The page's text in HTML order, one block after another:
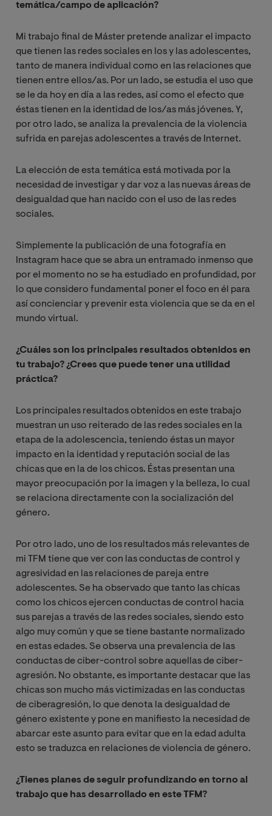
temática/campo de aplicación?
Mi trabajo final de Máster pretende analizar el impacto
que tienen las redes sociales en los y las adolescentes,
tanto de manera individual como en las relaciones que
tienen entre ellos/as. Por un lado, se estudia el uso que
se le da hoy en día a las redes, así como el efecto que
éstas tienen en la identidad de los/as más jóvenes. Y,
por otro lado, se analiza la prevalencia de la violencia
sufrida en parejas adolescentes a través de Internet.
La elección de esta temática está motivada por la
necesidad de investigar y dar voz a las nuevas áreas de
desigualdad que han nacido con el uso de las redes
sociales.
Simplemente la publicación de una fotografía en
Instagram hace que se abra un entramado inmenso que
por el momento no se ha estudiado en profundidad, por
lo que considero fundamental poner el foco en él para
así concienciar y prevenir esta violencia que se da en el
mundo virtual.
¿Cuáles son los principales resultados obtenidos en
tu trabajo? ¿Crees que puedetener una utilidad
práctica?
Los principales resultados obtenidos en este trabajo
muestran un uso reiterado de las redes sociales en la
etapa de la adolescencia, teniendo éstas un mayor
impacto en la identidad y reputación social de las
chicas que en la de los chicos. Éstas presentan una
mayor preocupación por la imagen y la belleza, lo cual
se relaciona directamente con la socialización del
género.
Por otro lado, uno de los resultados más relevantes de
mi TFM tiene que ver con las conductas de control y
agresividad en las relaciones de pareja entre
adolescentes. Se ha observado que tanto las chicas
como los chicos ejercen conductas de control hacia
sus parejas a través de las redes sociales, siendo esto
algo muy común y que se tiene bastante normalizado
en estas edades. Se observa una prevalencia de las
conductas de ciber-control sobre aquellas de ciber-
agresión. No obstante, es importante destacar que las
chicas son mucho más victimizadas en las conductas
de ciberagresión, lo que denota la desigualdad de
género existente y pone en manifiesto la necesidad de
abarcar este asunto para evitar que en la edad adulta
esto se traduzca en relaciones de violencia de género.
¿Tienes planes de seguir profundizando en torno al
trabajo que has desarrolladoen este TFM?